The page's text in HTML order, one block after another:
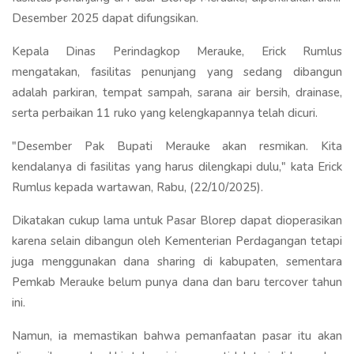
Desember 2025 dapat difungsikan.
Kepala Dinas Perindagkop Merauke, Erick Rumlus
mengatakan, fasilitas penunjang yang sedang dibangun
adalah parkiran, tempat sampah, sarana air bersih, drainase,
serta perbaikan 11 ruko yang kelengkapannya telah dicuri.
"Desember Pak Bupati Merauke akan resmikan. Kita
kendalanya di fasilitas yang harus dilengkapi dulu," kata Erick
Rumlus kepada wartawan, Rabu, (22/10/2025).
Dikatakan cukup lama untuk Pasar Blorep dapat dioperasikan
karena selain dibangun oleh Kementerian Perdagangan tetapi
juga menggunakan dana sharing di kabupaten, sementara
Pemkab Merauke belum punya dana dan baru tercover tahun
ini.
Namun, ia memastikan bahwa pemanfaatan pasar itu akan